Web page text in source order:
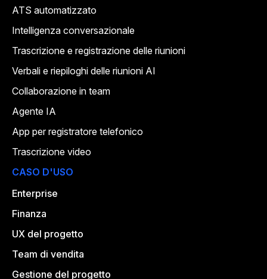
ATS automatizzato
Intelligenza conversazionale
Trascrizione e registrazione delle riunioni
Verbali e riepiloghi delle riunioni AI
Collaborazione in team
Agente IA
App per registratore telefonico
Trascrizione video
CASO D'USO
Enterprise
Finanza
UX del progetto
Team di vendita
Gestione del progetto